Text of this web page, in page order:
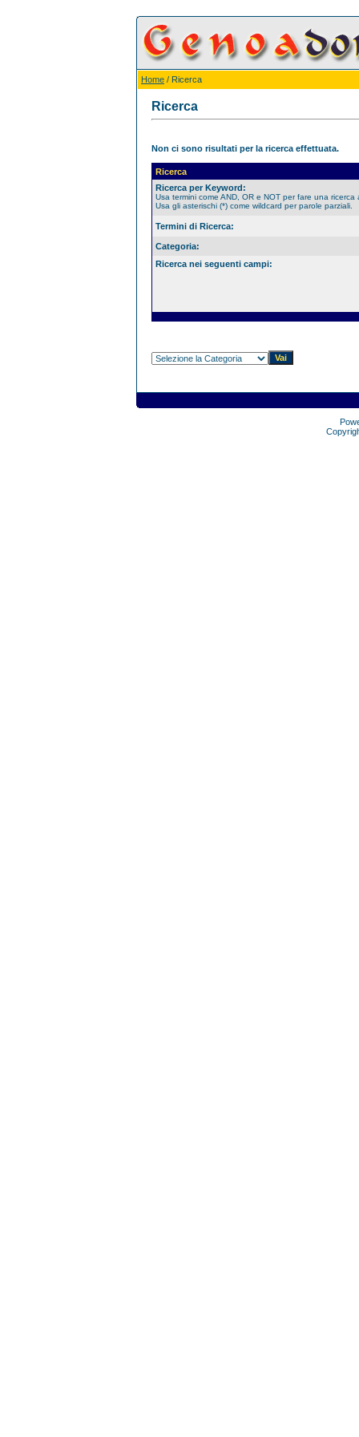
Home / Ricerca
Ricerca
Non ci sono risultati per la ricerca effettuata.
Ricerca
Ricerca per Keyword:
Usa termini come AND, OR e NOT per fare una ricerca
Usa gli asterischi (*) come wildcard per parole parziali.
Termini di Ricerca:
Categoria:
Ricerca nei seguenti campi: